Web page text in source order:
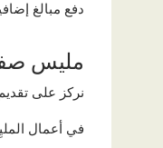
دفع مبالغ
مليس
نركز على
في أعمال